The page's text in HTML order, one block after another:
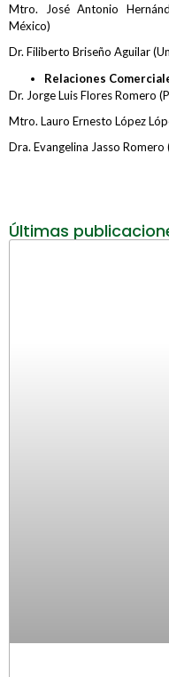
Mtro. José Antonio
México)
Dr. Filiberto Briseño Aguilar
Relaciones
Dr. Jorge Luis Flores Romero
Mtro. Lauro Ernesto López
Dra. Evangelina Jasso
Últimas